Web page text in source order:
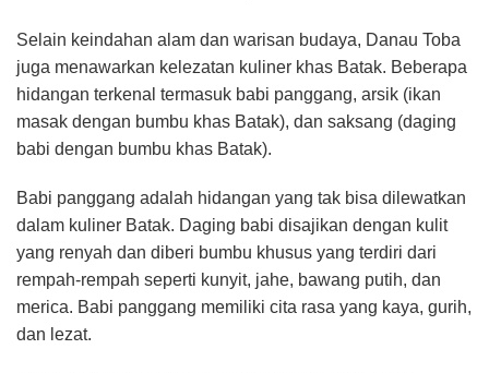
Selain keindahan alam dan warisan budaya, Danau Toba
juga menawarkan kelezatan kuliner khas Batak. Beberapa
hidangan terkenal termasuk babi panggang, arsik (ikan
masak dengan bumbu khas Batak), dan saksang (daging
babi dengan bumbu khas Batak).
Babi panggang adalah hidangan yang tak bisa dilewatkan
dalam kuliner Batak. Daging babi disajikan dengan kulit
yang renyah dan diberi bumbu khusus yang terdiri dari
rempah-rempah seperti kunyit, jahe, bawang putih, dan
merica. Babi panggang memiliki cita rasa yang kaya, gurih,
dan lezat.